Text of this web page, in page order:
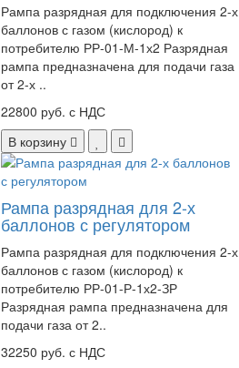
Рампа разрядная для подключения 2-х
баллонов с газом (кислород) к
потребителю РР-01-М-1х2 Разрядная
рампа предназначена для подачи газа
от 2-х ..
22800 руб. с НДС
В корзину
Рампа разрядная для 2-х
баллонов с регулятором
Рампа разрядная для подключения 2-х
баллонов с газом (кислород) к
потребителю РР-01-Р-1х2-ЗР
Разрядная рампа предназначена для
подачи газа от 2..
32250 руб. с НДС